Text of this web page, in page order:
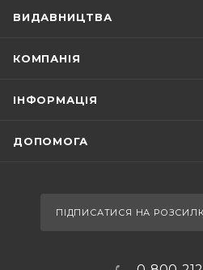
ВИДАВНИЦТВА
КОМПАНІЯ
ІНФОРМАЦІЯ
ДОПОМОГА
ПІДПИСАТИСЯ НА